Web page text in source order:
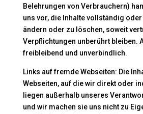
Belehrungen von Verbrauchern)
uns vor, die Inhalte vollständig
ändern oder zu löschen, soweit
Verpflichtungen unberührt bleiben.
freibleibend und unverbindlich.
Links auf fremde Webseiten: Die
Webseiten, auf die wir direkt oder
liegen außerhalb unseres
und wir machen sie uns nicht zu